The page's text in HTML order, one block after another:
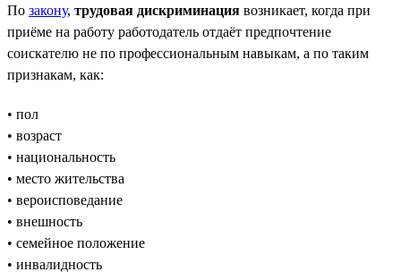
По закону, трудовая дискриминация возникает, когда при
приёме на работу работодатель отдаёт предпочтение
соискателю не по профессиональным навыкам, а по таким
признакам, как:
• пол
• возраст
• национальность
• место жительства
• вероисповедание
• внешность
• семейное положение
• инвалидность